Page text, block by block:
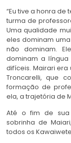
“Eu tive a honra
turma de
Uma qualidade
eles dominam
não dominam.
dominam a língua
difíceis. Mairari era
Troncarelli, que
formação de
ela, a trajetória de
Até o fim de sua
sobrinha de
todos os